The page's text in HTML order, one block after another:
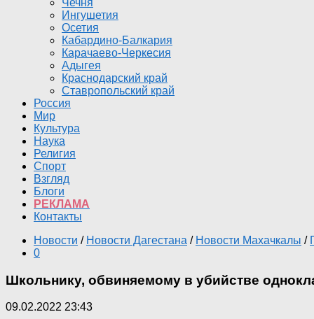
Чечня
Ингушетия
Осетия
Кабардино-Балкария
Карачаево-Черкесия
Адыгея
Краснодарский край
Ставропольский край
Россия
Мир
Культура
Наука
Религия
Спорт
Взгляд
Блоги
РЕКЛАМА
Контакты
Новости / Новости Дагестана / Новости Махачкалы /
0
Школьнику, обвиняемому в убийстве
09.02.2022 23:43